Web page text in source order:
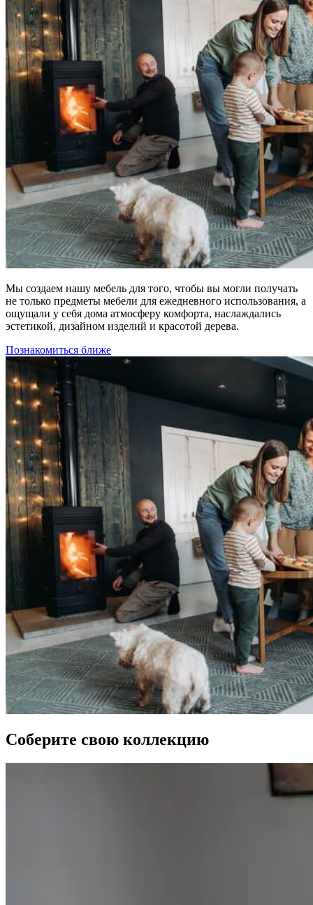
Мы создаем нашу мебель для того, чтобы вы могли получать
не только предметы мебели для ежедневного использования, а
ощущали у себя дома атмосферу комфорта, наслаждались
эстетикой, дизайном изделий и красотой дерева.
Познакомиться ближе
Соберите свою коллекцию